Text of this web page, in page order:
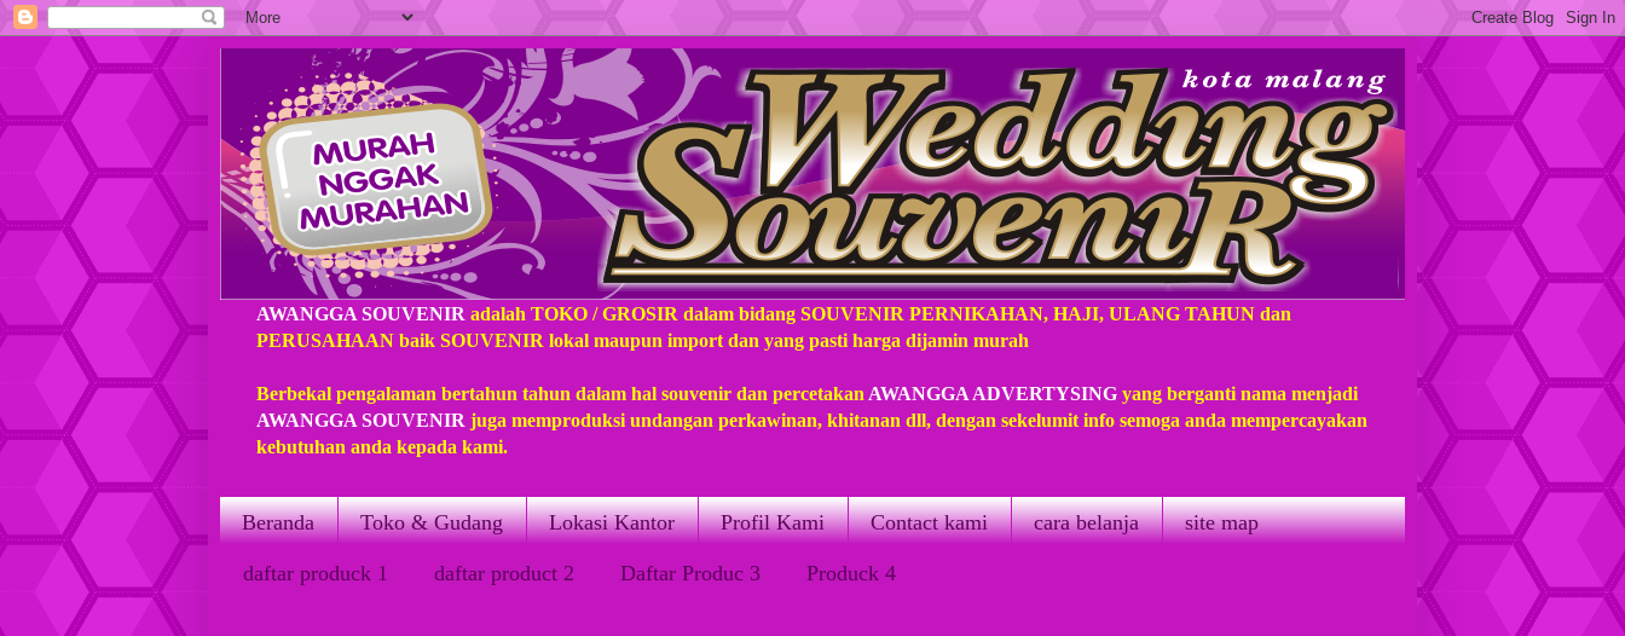
AWANGGA SOUVENIR adalah TOKO / GROSIR dalam bidang SOUVENIR PERNIKAHAN, HAJI, ULANG TAHUN dan
PERUSAHAAN baik SOUVENIR lokal maupun import dan yang pasti harga dijamin murah
Berbekal pengalaman bertahun tahun dalam hal souvenir dan percetakan AWANGGA ADVERTYSING yang berganti nama menjadi
AWANGGA SOUVENIR juga memproduksi undangan perkawinan, khitanan dll, dengan sekelumit info semoga anda mempercayakan
kebutuhan anda kepada kami.
Beranda Toko & Gudang Lokasi Kantor Profil Kami Contact kami cara belanja site map
daftar produck 1 daftar product 2 Daftar Produc 3 Produck 4